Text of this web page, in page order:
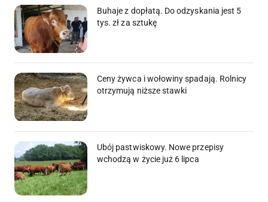
Buhaje z dopłatą. Do odzyskania jest 5
tys. zł za sztukę
Ceny żywca i wołowiny spadają. Rolnicy
otrzymują niższe stawki
Ubój pastwiskowy. Nowe przepisy
wchodzą w życie już 6 lipca